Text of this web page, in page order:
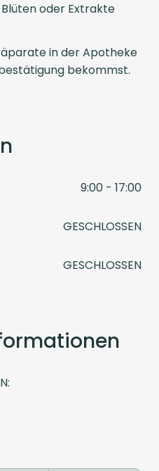
oder Extrakte
in der Apotheke
bekommst.
9:00 - 17:00
GESCHLOSSEN
GESCHLOSSEN